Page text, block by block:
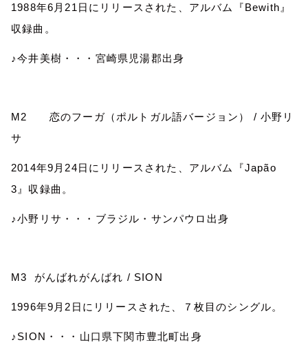
1988年6 月 21 日にリリースされた、アルバム『Bewith 』
収録曲。
♪今井美樹・・・宮崎県児湯郡出身
M2 恋のフーガ（ポルトガル語バージョン） /小野リ
サ
2014年9 月 24日にリリースされた、アルバム『Japão
3 』収録曲。
♪小野リサ・・・ブラジル・サンパウロ出身
M3 がんばれがんばれ / SION
1996年9 月 2 日にリリースされた、７枚目のシングル。
♪ SION ・・・山口県下関市豊北町出身